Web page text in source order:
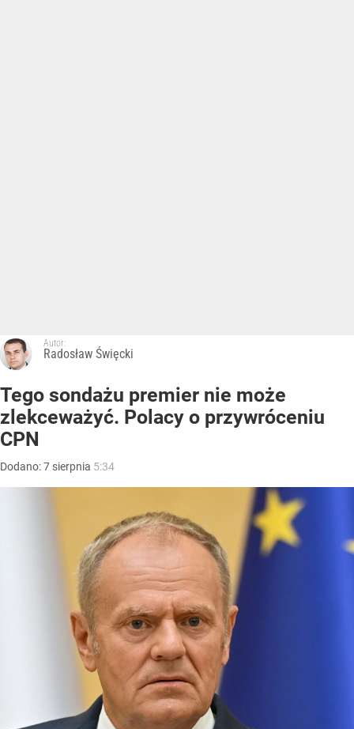
Autor:
Radosław Święcki
Tego sondażu premier nie może
zlekceważyć. Polacy o przywróceniu
CPN
Dodano:7 sierpnia 5:34